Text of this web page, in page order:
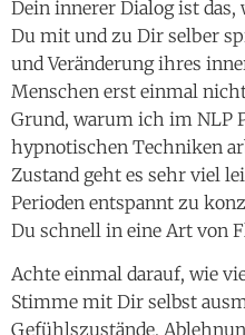
Dein innerer Dialog ist
Du mit und zu Dir selber
und Veränderung ihres
Menschen erst einmal
Grund, warum ich im NLP
hypnotischen Techniken
Zustand geht es sehr viel
Perioden entspannt zu
Du schnell in eine Art von
Achte einmal darauf, wie
Stimme mit Dir selbst
Gefühlszustände,